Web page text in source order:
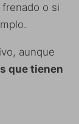
o si
aunque
que tienen